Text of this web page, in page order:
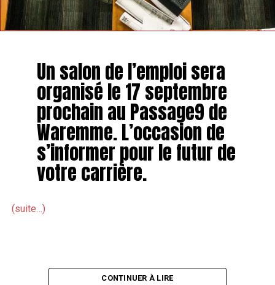
Un salon de l’emploi sera
organisé le 17 septembre
prochain au Passage9 de
Waremme. L’occasion de
s’informer pour le futur de
votre carrière.
(suite…)
CONTINUER À LIRE